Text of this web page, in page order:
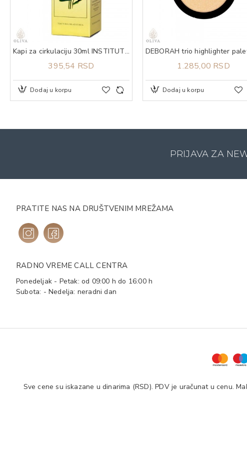
Kapi za cirkulaciju 30ml INSTITUT JP
395,54 RSD
Dodaj u korpu
1.285,00 RSD
Dodaj u korpu
PRIJAVA ZA
PRATITE NAS NA DRUŠTVENIM MREŽAMA
RADNO VREME CALL CENTRA
Ponedeljak - Petak: od 09:00 h do 16:00 h
Subota: - Nedelja: neradni dan
Sve cene su iskazane u dinarima (RSD). PDV je uračunat u cenu.